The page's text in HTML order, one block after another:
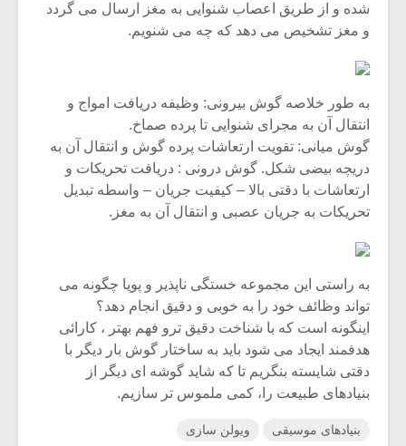
شده و از طریق اعصاب شنوایی به مغز ارسال می گردد
و مغز تشخیص می دهد که چه می شنویم.
به طور خلاصه گوش بیرونی: وظیفه دریافت امواج و
انتقال آن به مجرای شنوایی تا پرده صماخ.
گوش میانی: تقویت ارتعاشات پرده گوش و انتقال آن به
دریچه بیضی شکل. گوش درونی : دریافت تحریکات و
ارتعاشات با دقتی بالا – کیفیت جریان – واسطه تبدیل
تحریکات به جریان عصبی و انتقال آن به مغز.
به راستی این مجموعه خستگی ناپذیر و پویا چگونه می
تواند وظائف خود را به خوبی و دقیق انجام دهد؟
اینگونه است که با شناخت دقیق ترو فهم بهتر ، کارائی
هدفمند ایجاد می شود باید به ساختار گوش بار دیگر با
دقتی شایسته بنگریم تا که شاید گوشه ای دیگر از
بنیادهای طبیعت را، کمی ملموس تر سازیم.
بنیادهای موسیقی ویولن سازی
میکلوش روژا
یادداشتی بر موسیقی
متن فیلم «متری
شیش و نیم»
اگر نمی توانی
مشهورترین باشی،
بدنام ترین باش